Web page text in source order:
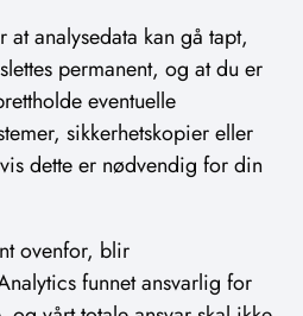
analysedata kan gå tapt,
permanent, og at du er
eventuelle
sikkerhetskopier eller
dette er nødvendig for din
ovenfor, blir
funnet ansvarlig for